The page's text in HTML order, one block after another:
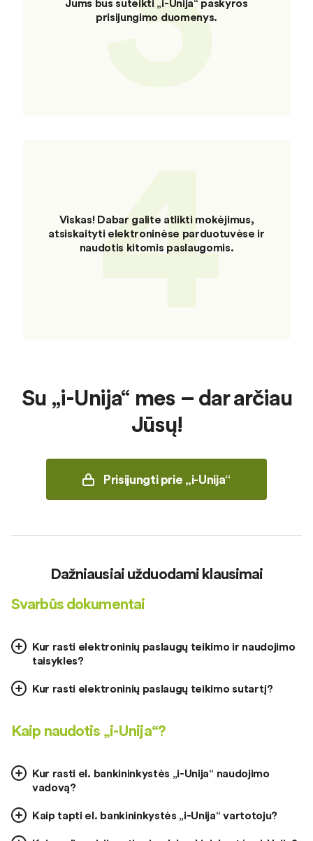
prisijungimo duomenys.
4
Viskas! Dabar galite atlikti mokėjimus,
atsiskaityti elektroninėse parduotuvėse ir
naudotis kitomis paslaugomis.
Su „i-Unija“ mes – dar arčiau
Jūsų!
Prisijungti prie „i-Unija“
Dažniausiai užduodami klausimai
Svarbūs dokumentai
Kur rasti elektroninių paslaugų teikimo ir naudojimo
taisykles?
Kur rasti elektroninių paslaugų teikimo sutartį?
Kaip naudotis „i-Unija“?
Kur rasti el. bankininkystės „i-Unija“ naudojimo
vadovą?
Kaip tapti el. bankininkystės „i-Unija“ vartotoju?